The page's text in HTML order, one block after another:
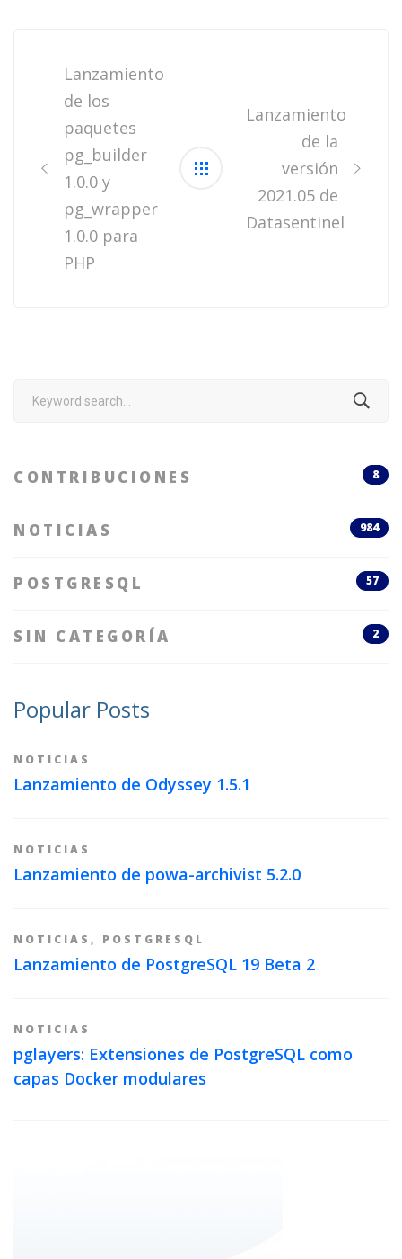
navigation
Lanzamiento
de los
paquetes
pg_builder
1.0.0 y
pg_wrapper
1.0.0 para
PHP
Lanzamiento
de la
versión
2021.05 de
Datasentinel
Search
CONTRIBUCIONES 8
NOTICIAS 984
POSTGRESQL 57
SIN CATEGORÍA 2
Popular Posts
NOTICIAS
Lanzamiento de Odyssey 1.5.1
NOTICIAS
Lanzamiento de powa-archivist 5.2.0
NOTICIAS , POSTGRESQL
Lanzamiento de PostgreSQL 19 Beta 2
NOTICIAS
pglayers: Extensiones de PostgreSQL como
capas Docker modulares